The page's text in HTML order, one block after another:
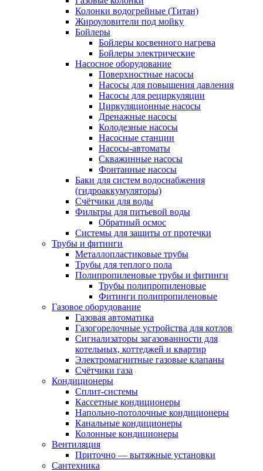
Колонки водогрейные (Титан)
Жироуловители под мойку
Бойлеры
Бойлеры косвенного нагрева
Бойлеры электрические
Насосное оборудование
Поверхностные насосы
Насосы для повышения давления
Насосы для рециркуляции
Циркуляционные насосы
Дренажные насосы
Колодезные насосы
Насосные станции
Насосы-автоматы
Скважинные насосы
Фонтанные насосы
Баки для систем водоснабжения
(гидроаккумуляторы)
Счётчики для воды
Фильтры для питьевой воды
Обратный осмос
Системы для защиты от протечки
Трубы и фитинги
Металлопластиковые трубы
Трубы для теплого пола
Полипропиленовые трубы и фитинги
Трубы полипропиленовые
Фитинги полипропиленовые
Газовое оборудование
Газовая автоматика
Газогорелочные устройства для котлов
Сигнализаторы загазованности для
котельных, коттеджей и квартир
Электромагнитные газовые клапаны
Счётчики газа
Кондиционеры
Сплит-системы
Кассетные кондиционеры
Напольно-потолочные кондиционеры
Канальные кондиционеры
Колонные кондиционеры
Вентиляция
Приточно — вытяжные установки
Сантехника